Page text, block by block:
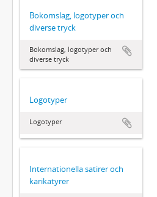
Bokomslag, logotyper och
diverse tryck
Bokomslag, logotyper och
diverse tryck
Logotyper
Logotyper
Internationella satirer och
karikatyrer